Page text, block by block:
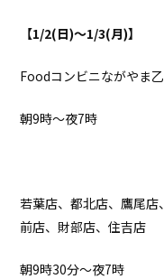
【1/2(日)～1/3(月)】
Foodコンビニながやま
朝9時～夜7時
若葉店、都北店、鷹尾
前店、財部店、住吉店
朝9時30分～夜7時